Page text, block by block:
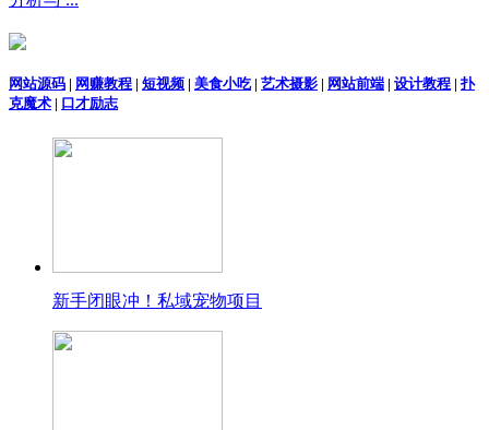
网站源码 | 网赚教程 | 短视频 | 美食小吃| 艺术摄影 | 网站前端 | 设计教程 | 扑
克魔术 | 口才励志
新手闭眼冲！私域宠物项目